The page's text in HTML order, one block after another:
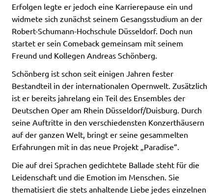
Erfolgen legte er jedoch eine Karrierepause ein und
widmete sich zunächst seinem Gesangsstudium an der
Robert-Schumann-Hochschule Düsseldorf. Doch nun
startet er sein Comeback gemeinsam mit seinem
Freund und Kollegen Andreas Schönberg.
Schönberg ist schon seit einigen Jahren fester
Bestandteil in der internationalen Opernwelt. Zusätzlich
ist er bereits jahrelang ein Teil des Ensembles der
Deutschen Oper am Rhein Düsseldorf/Duisburg. Durch
seine Auftritte in den verschiedensten Konzerthäusern
auf der ganzen Welt, bringt er seine gesammelten
Erfahrungen mit in das neue Projekt „Paradise“.
Die auf drei Sprachen gedichtete Ballade steht für die
Leidenschaft und die Emotion im Menschen. Sie
thematisiert die stets anhaltende Liebe jedes einzelnen